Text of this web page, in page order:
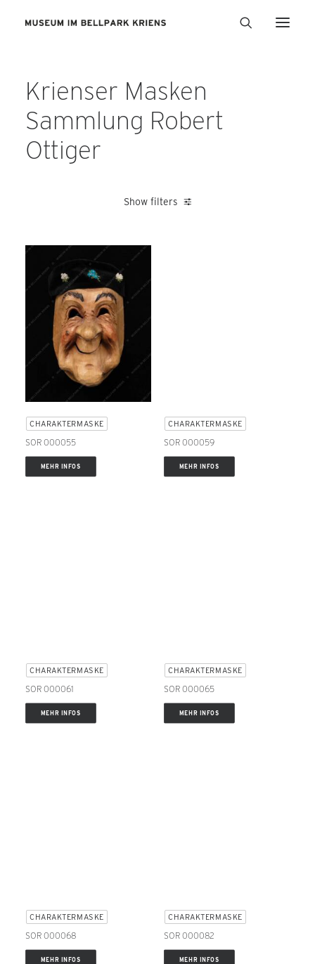
Krienser Masken
Sammlung Robert
Ottiger
Show filters
CHARAKTERMASKE
SOR 000055
MEHR INFOS
CHARAKTERMASKE
SOR 000059
MEHR INFOS
CHARAKTERMASKE
SOR 000061
MEHR INFOS
CHARAKTERMASKE
SOR 000065
MEHR INFOS
CHARAKTERMASKE
SOR 000068
MEHR INFOS
CHARAKTERMASKE
SOR 000082
MEHR INFOS